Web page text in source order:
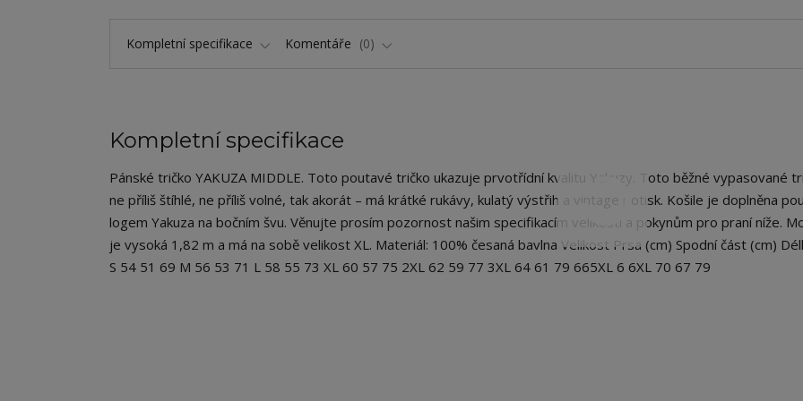
Kompletní specifikace Komentáře 0
Kompletní specifikace
Pánské tričko YAKUZA MIDDLE. Toto poutavé tričko ukazuje prvotřídní kvalitu Yakuzy. Toto běžné vypasované
ne příliš štíhlé, ne příliš volné, tak akorát – má krátké rukávy, kulatý výstřih a vintage potisk. Košile je doplněna
logem Yakuza na bočním švu. Věnujte prosím pozornost našim specifikacím velikosti a pokynům pro praní níže.
je vysoká 1,82 m a má na sobě velikost XL. Materiál: 100% česaná bavlna Velikost Prsa (cm) Spodní část (cm)
S 54 51 69 M 56 53 71 L 58 55 73 XL 60 57 75 2XL 62 59 77 3XL 64 61 79 665XL 6 6XL 70 67 79